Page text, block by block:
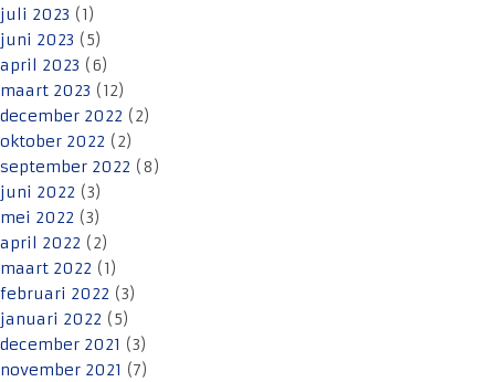
juli 2023 (1)
juni 2023 (5)
april 2023 (6)
maart 2023 (12)
december 2022 (2)
oktober 2022 (2)
september 2022 (8)
juni 2022 (3)
mei 2022 (3)
april 2022 (2)
maart 2022 (1)
februari 2022 (3)
januari 2022 (5)
december 2021 (3)
november 2021 (7)